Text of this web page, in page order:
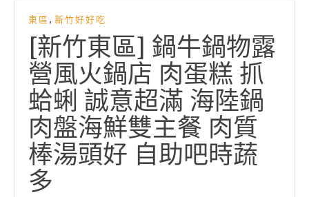
東區 , 新竹好好吃
[新竹東區] 鍋牛鍋物露
營風火鍋店 肉蛋糕 抓
蛤蜊 誠意超滿 海陸鍋
肉盤海鮮雙主餐 肉質
棒湯頭好 自助吧時蔬
多